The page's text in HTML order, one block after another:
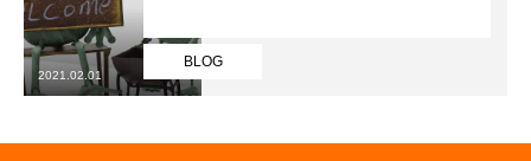
BLOG
2021.02.01